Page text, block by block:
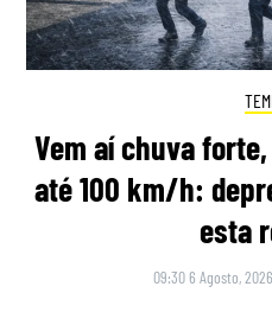
Vem aí chuva
até 100 km/h:
esta
09:30 6 Agosto, 2026